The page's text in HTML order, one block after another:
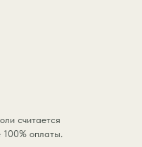
считается
100% оплаты.